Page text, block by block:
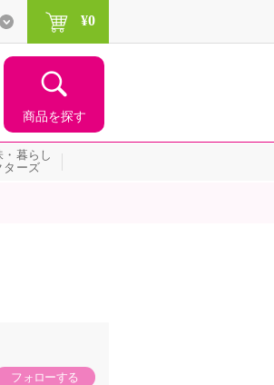
商品を探す
¥0
・暮らし
ターズ
フォローする